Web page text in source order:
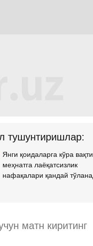
тушунтиришлар:
Янги қоидаларга кўра
меҳнатга лаёқатсизлик
нафақалари қандай